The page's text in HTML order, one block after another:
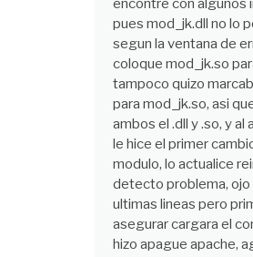
encontre con algunos
pues mod_jk.dll no lo
segun la ventana de
coloque mod_jk.so
tampoco quizo
para mod_jk.so, asi
ambos el .dll y .so, y
le hice el primer
modulo, lo actualice
detecto problema, ojo
ultimas lineas pero
asegurar cargara el
hizo apague apache,